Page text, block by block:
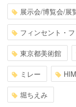
展示会/博覧会/展
フィンセント・
東京都美術館
ミレー
堀ちえみ